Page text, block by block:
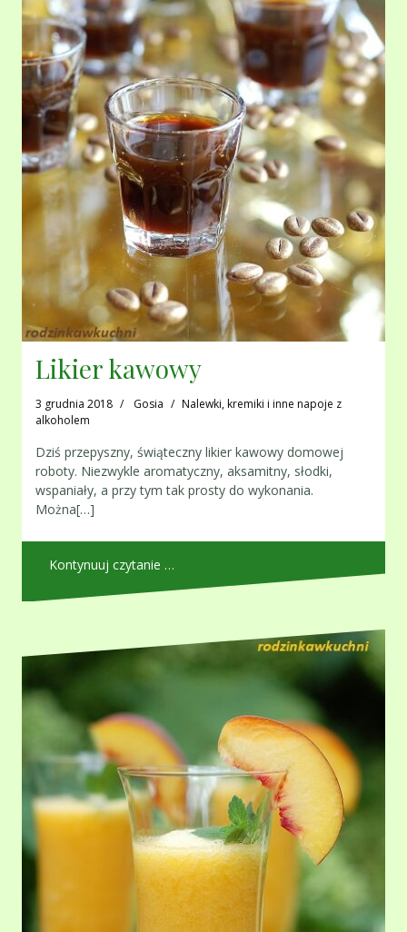
Likier kawowy
3 grudnia 2018 Gosia
Nalewki, kremiki i inne napoje z
alkoholem
Dziś przepyszny, świąteczny likier kawowy domowej
roboty. Niezwykle aromatyczny, aksamitny, słodki,
wspaniały, a przy tym tak prosty do wykonania.
Można[…]
Kontynuuj czytanie …